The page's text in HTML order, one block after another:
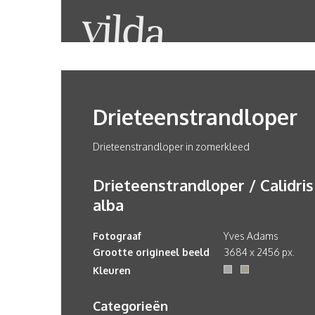
Drieteenstrandloper
Drieteenstrandloper in zomerkleed
Drieteenstrandloper / Calidris
alba
Fotograaf
Yves Adams
Grootte origineel beeld
3684 x 2456 px.
Kleuren
Categorieën